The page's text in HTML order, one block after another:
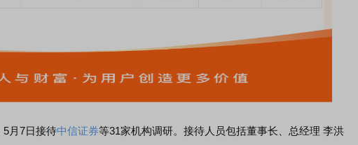
5月7日接待中信证券等31家机构调研。 接待人员包括董事长、总经理 李洪